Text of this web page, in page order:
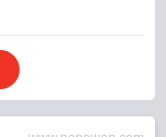
列举一些
相的下一级
是什么官
什么丞相他以下犯上女